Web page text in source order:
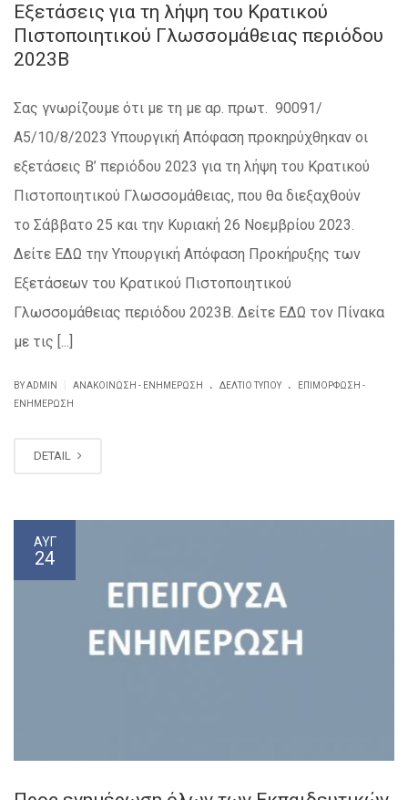
Εξετάσεις για τη λήψη του Κρατικού
Πιστοποιητικού Γλωσσομάθειας περιόδου
2023Β
Σας γνωρίζουμε ότι με τη με αρ. πρωτ. 90091/
Α5/10/8/2023 Υπουργική Απόφαση προκηρύχθηκαν οι
εξετάσεις Β’ περιόδου 2023 για τη λήψη του Κρατικού
Πιστοποιητικού Γλωσσομάθειας, που θα διεξαχθούν
το Σάββατο 25 και την Κυριακή 26 Νοεμβρίου 2023.
Δείτε ΕΔΩ την Υπουργική Απόφαση Προκήρυξης των
Εξετάσεων του Κρατικού Πιστοποιητικού
Γλωσσομάθειας περιόδου 2023Β. Δείτε ΕΔΩ τον Πίνακα
με τις [...]
BY ADMIN ΑΝΑΚΟΊΝΩΣΗ - ΕΝΗΜΈΡΩΣΗ . ΔΕΛΤΊΟ ΤΎΠΟΥ .
ΕΠΙΜΌΡΦΩΣΗ -
ΕΝΗΜΈΡΩΣΗ
DETAIL
ΑΥΓ
24